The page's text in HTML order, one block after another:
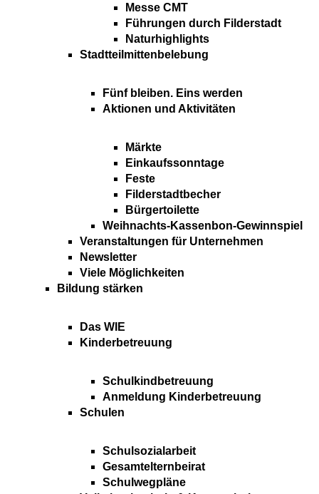
Messe CMT
Führungen durch Filderstadt
Naturhighlights
Stadtteilmittenbelebung
Fünf bleiben. Eins werden
Aktionen und Aktivitäten
Märkte
Einkaufssonntage
Feste
Filderstadtbecher
Bürgertoilette
Weihnachts-Kassenbon-Gewinnspiel
Veranstaltungen für Unternehmen
Newsletter
Viele Möglichkeiten
Bildung stärken
Das WIE
Kinderbetreuung
Schulkindbetreuung
Anmeldung Kinderbetreuung
Schulen
Schulsozialarbeit
Gesamtelternbeirat
Schulwegpläne